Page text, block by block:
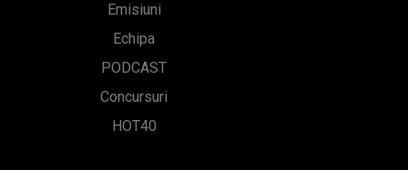
Emisiuni
Echipa
PODCAST
Concursuri
HOT40